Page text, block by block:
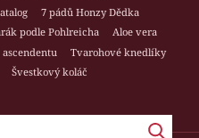
7 pádů Honzy Dědka
podle Pohlreicha
Aloe vera
Tvarohové knedlíky
Švestkový koláč